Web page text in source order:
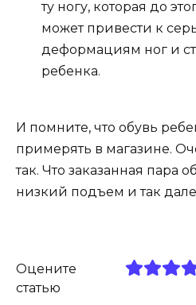
ту ногу, которая до
может привести к
деформациям ног и
ребенка.
И помните, что обувь
примерять в магазине.
так. Что заказанная пара
низкий подъем и так
Оцените
статью